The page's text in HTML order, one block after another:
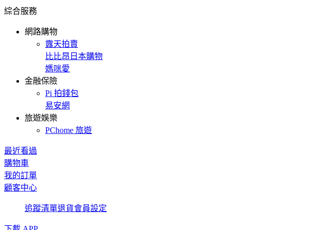
綜合服務
網路購物
露天拍賣
比比昂日本購物
媽咪愛
金融保險
Pi 拍錢包
易安網
旅遊娛樂
PChome 旅遊
最近看過
購物車
我的訂單
顧客中心
追蹤清單退貨會員設定